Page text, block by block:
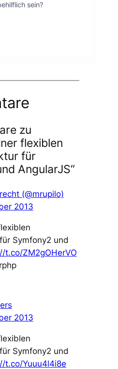
sein?
zu
flexiblen
für
AngularJS“
(@mrupilo)
2013
Symfony2 und
t.co/ZM2gOHerVO
2013
Symfony2 und
t.co/Yuuu4l4i8e